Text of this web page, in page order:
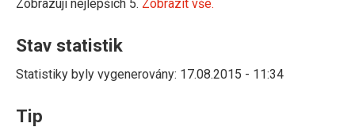
Zobrazuji nejlepších 5. Zobrazit vše.
Stav statistik
Statistiky byly vygenerovány: 17.08.2015 - 11:34
Tip